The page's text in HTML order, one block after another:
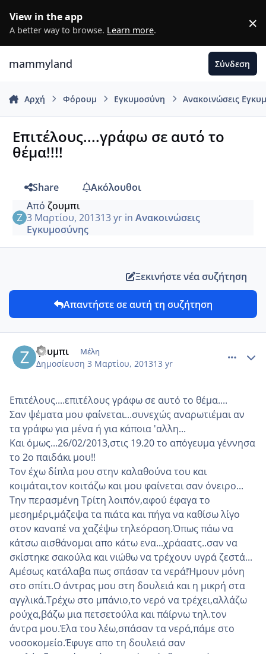
View in the app
A better way to browse. Learn more. ×
mammyland Σύνδεση
Αρχή Φόρουμ Εγκυμοσύνη Ανακοινώσεις
Επιτέλους....γράφω σε αυτό το
θέμα!!!!
Share
Ακόλουθοι
Από ζουμπι
3 Μαρτίου, 201313 yrin Ανακοινώσεις
Εγκυμοσύνης
Ξεκινήστε νέα συζήτηση
Απαντήστε σε αυτή τη συζήτηση
ζουμπι Μέλη
Δημοσίευση 3 Μαρτίου, 201313 yr
Επιτέλους....επιτέλους γράφω σε αυτό το θέμα....
Σαν ψέματα μου φαίνεται...συνεχώς αναρωτιέμαι αν
τα γράφω για μένα ή για κάποια 'αλλη...
Και όμως...26/02/2013,στις 19.20 το απόγευμα γέννησα
το 2ο παιδάκι μου!!
Τον έχω δίπλα μου στην καλαθούνα του και
κοιμάται,τον κοιτάζω και μου φαίνεται σαν όνειρο...
Την περασμένη Τρίτη λοιπόν,αφού έφαγα το
μεσημέρι,μάζεψα τα πιάτα και πήγα να καθίσω λίγο
στον καναπέ να χαζέψω τηλεόραση.Όπως πάω να
κάτσω αισθάνομαι απο κάτω ενα...χράαατς..σαν να
σκίστηκε σακούλα και νιώθω να τρέχουν υγρά ζεστά...
Αμέσως κατάλαβα πως σπάσαν τα νερά!Ήμουν μόνη
στο σπίτι.Ο άντρας μου στη δουλειά και η μικρή στα
αγγλικά.Τρέχω στο μπάνιο,το νερό να τρέχει,αλλάζω
ρούχα,βάζω μια πετσετούλα και πάίρνω τηλ.τον
άντρα μου.Έλα του λέω,σπάσαν τα νερά,πάμε στο
νοσοκομείο.Έφυγε απο τη δουλειά σαν